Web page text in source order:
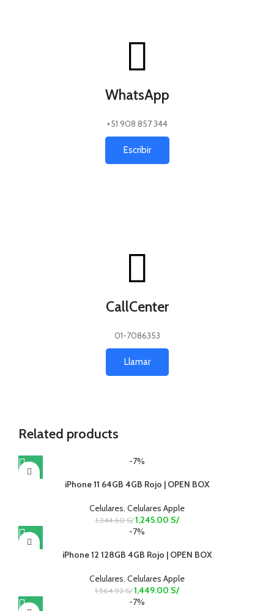
WhatsApp
+51 908 857 344
Escribir
CallCenter
01-7086353
Llamar
Related products
-7%
iPhone 11 64GB 4GB Rojo | OPEN BOX
Celulares, Celulares Apple
1,344.60S/ 1,245.00 S/
-7%
iPhone 12 128GB 4GB Rojo | OPEN BOX
Celulares, Celulares Apple
1,564.92S/ 1,449.00 S/
-7%